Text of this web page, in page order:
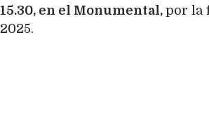
15.30, en el Monumental, por la
2025.